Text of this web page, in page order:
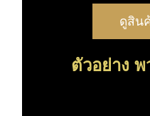
ดูสิน
ตัวอย่าง